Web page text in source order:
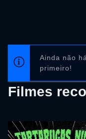
Ainda não
primeiro!
Filmes